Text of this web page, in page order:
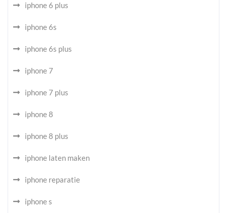
iphone 6 plus
iphone 6s
iphone 6s plus
iphone 7
iphone 7 plus
iphone 8
iphone 8 plus
iphone laten maken
iphone reparatie
iphone s